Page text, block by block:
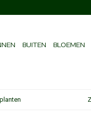
BUITEN BLOEMEN